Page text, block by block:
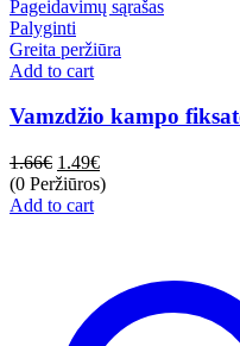
Pageidavimų sąrašas
Palyginti
Greita peržiūra
Add to cart
Vamzdžio kampo
1.66€ 1.49€
(0 Peržiūros)
Add to cart